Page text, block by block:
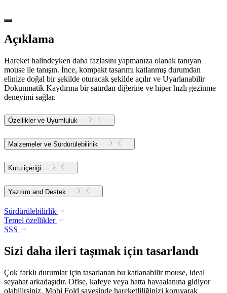
Açıklama
Hareket halindeyken daha fazlasını yapmanıza olanak tanıyan
mouse ile tanışın. İnce, kompakt tasarımı katlanmış durumdan
elinize doğal bir şekilde oturacak şekilde açılır ve Uyarlanabilir
Dokunmatik Kaydırma bir satırdan diğerine ve hiper hızlı gezinme
deneyimi sağlar.
Özellikler ve Uyumluluk
Malzemeler ve Sürdürülebilirlik
Kutu içeriği
Yazılım and Destek
Sürdürülebilirlik
Temel özellikler
SSS
Sizi daha ileri taşımak için tasarlandı
Çok farklı durumlar için tasarlanan bu katlanabilir mouse, ideal
seyahat arkadaşıdır. Ofise, kafeye veya hatta havaalanına gidiyor
olabilirsiniz. Mobi Fold sayesinde hareketliliğinizi koruyarak